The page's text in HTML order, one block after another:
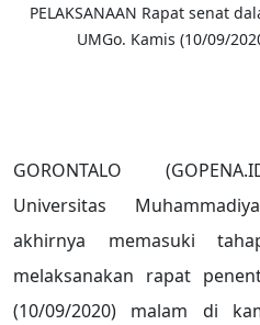
PELAKSANAAN Rapat senat
UMGo. Kamis (10/09/
GORONTALO
Universitas
akhirnya memasuki
melaksanakan rapat
(10/09/2020) malam di